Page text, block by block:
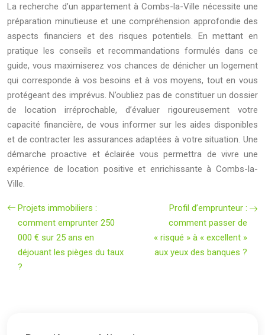
La recherche d’un appartement à Combs-la-Ville nécessite une
préparation minutieuse et une compréhension approfondie des
aspects financiers et des risques potentiels. En mettant en
pratique les conseils et recommandations formulés dans ce
guide, vous maximiserez vos chances de dénicher un logement
qui corresponde à vos besoins et à vos moyens, tout en vous
protégeant des imprévus. N’oubliez pas de constituer un dossier
de location irréprochable, d’évaluer rigoureusement votre
capacité financière, de vous informer sur les aides disponibles
et de contracter les assurances adaptées à votre situation. Une
démarche proactive et éclairée vous permettra de vivre une
expérience de location positive et enrichissante à Combs-la-
Ville.
Projets immobiliers :
comment emprunter 250
000 € sur 25 ans en
déjouant les pièges du taux
?
Profil d’emprunteur :
comment passer de
« risqué » à « excellent »
aux yeux des banques ?